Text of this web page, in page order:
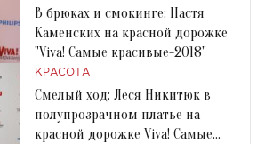
В брюках и смокинге: Настя
Каменских на красной дорожке
"Viva! Самые красивые-2018"
КРАСОТА
Смелый ход: Леся Никитюк в
полупрозрачном платье на
красной дорожке Viva! Самые